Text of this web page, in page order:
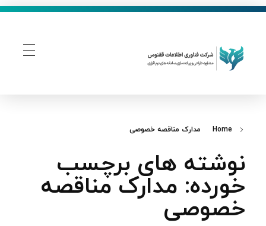
Home مدارک مناقصه خصوصی
نوشته های برچسب
خورده: مدارک مناقصه
خصوصی